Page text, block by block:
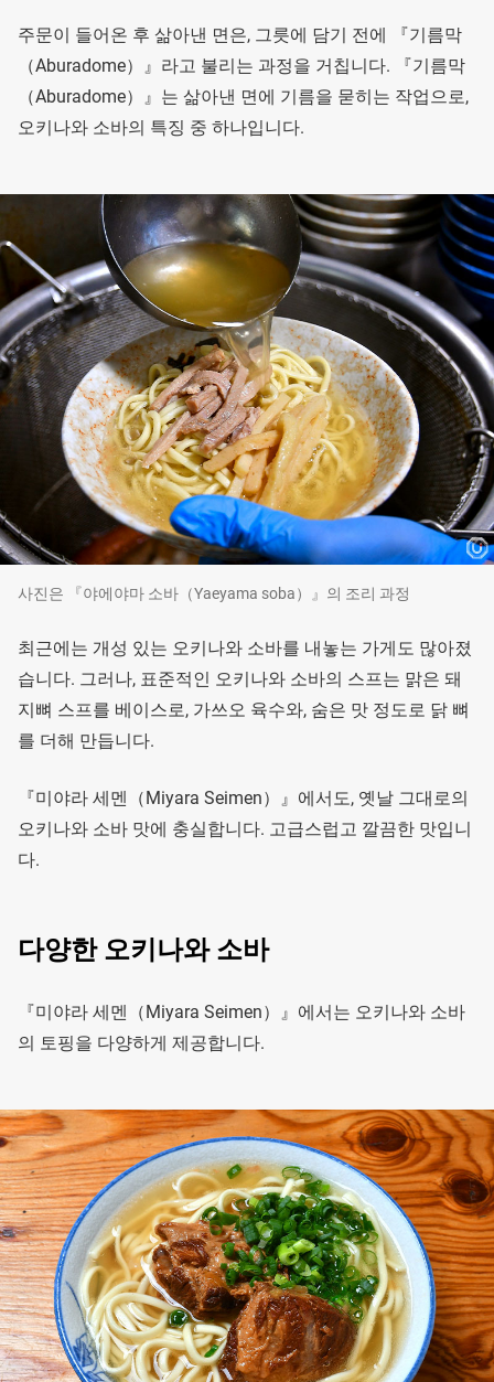
주문이 들어온 후 삶아낸 면은, 그릇에 담기 전에 『기름막
（Aburadome）』라고 불리는 과정을 거칩니다. 『기름막
（Aburadome）』는 삶아낸 면에 기름을 묻히는 작업으로,
오키나와 소바의 특징 중 하나입니다.
사진은 『야에야마 소바（Yaeyama soba）』의 조리 과정
최근에는 개성 있는 오키나와 소바를 내놓는 가게도 많아졌
습니다. 그러나, 표준적인 오키나와 소바의 스프는 맑은 돼
지뼈 스프를 베이스로, 가쓰오 육수와, 숨은 맛 정도로 닭 뼈
를 더해 만듭니다.
『미야라 세멘（Miyara Seimen）』에서도, 옛날 그대로의
오키나와 소바 맛에 충실합니다. 고급스럽고 깔끔한 맛입니
다.
다양한 오키나와 소바
『미야라 세멘（Miyara Seimen）』에서는 오키나와 소바
의 토핑을 다양하게 제공합니다.